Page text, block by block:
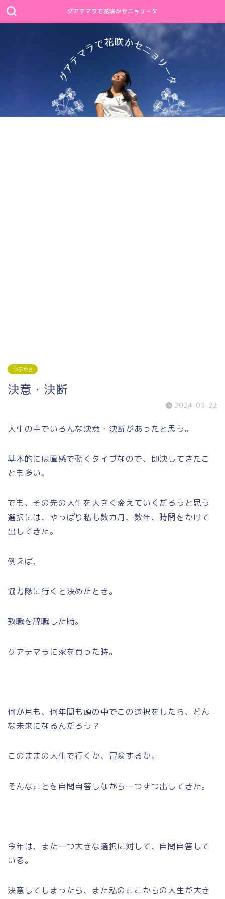
グアテマラで花咲かセニョリータ
つぶやき
決意・決断
2024-09-22
人生の中でいろんな決意・決断があったと思う。
基本的には直感で動くタイプなので、即決してきたこ
とも多い。
でも、その先の人生を大きく変えていくだろうと思う
選択には、やっぱり私も数カ月、数年、時間をかけて
出してきた。
例えば、
協力隊に行くと決めたとき。
教職を辞職した時。
グアテマラに家を買った時。
何か月も、何年間も頭の中でこの選択をしたら、どん
な未来になるんだろう？
このままの人生で行くか、冒険するか。
そんなことを自問自答しながら一つずつ出してきた。
今年は、また一つ大きな選択に対して、自問自答して
いる。
決意してしまったら、また私のここからの人生が大き